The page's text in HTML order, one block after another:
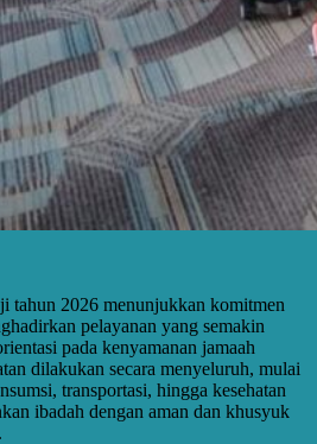
tahun 2026 menunjukkan komitmen
pelayanan yang semakin
pada kenyamanan jamaah
dilakukan secara menyeluruh, mulai
transportasi, hingga kesehatan
ibadah dengan aman dan khusyuk